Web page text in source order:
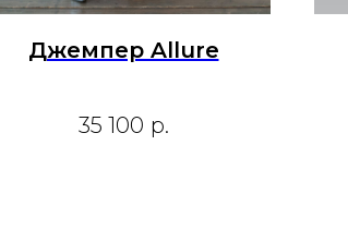
Джемпер Allure
35 100 р.